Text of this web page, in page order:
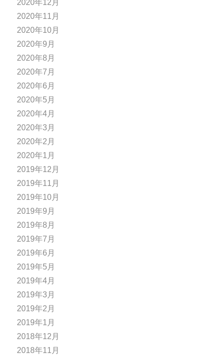
2020年12月
2020年11月
2020年10月
2020年9月
2020年8月
2020年7月
2020年6月
2020年5月
2020年4月
2020年3月
2020年2月
2020年1月
2019年12月
2019年11月
2019年10月
2019年9月
2019年8月
2019年7月
2019年6月
2019年5月
2019年4月
2019年3月
2019年2月
2019年1月
2018年12月
2018年11月